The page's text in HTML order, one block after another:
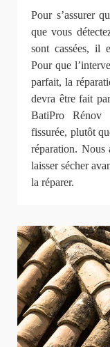
Pour s’assurer
que vous
sont cassées, il
Pour que
parfait, la
devra être fait
BatiPro Rénov
fissurée, plutôt
réparation. Nous
laisser sécher
la réparer.